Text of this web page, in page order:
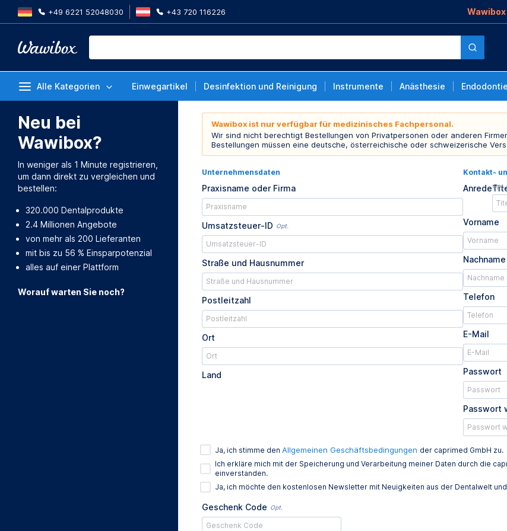
+49 6221 52048030 +43 720 116226 Wawibox
Alle Kategorien Einwegartikel Desinfektion und Reinigung Instrumente Anästhesie Endodontie
Neu bei
Wawibox?
In weniger als 1 Minute registrieren,
um dann direkt zu vergleichen und
bestellen:
320.000 Dentalprodukte
2.4 Millionen Angebote
von mehr als 200 Lieferanten
mit bis zu 56 % Einsparpotenzial
alles auf einer Plattform
Worauf warten Sie noch?
Wawibox ist nur verfügbar für medizinisches Fachpersonal.
Wir sind nicht berechtigt Bestellungen von Privatpersonen oder anderen
Bestellungen müssen eine deutsche, österreichische oder schweizerische
Unternehmensdaten
Praxisname oder Firma
Umsatzsteuer-ID Opt.
Straße und Hausnummer
Postleitzahl
Ort
Land
Kontakt-
AnredeOpt.
Vorname
Nachname
Telefon
E-Mail
Passwort
Passwort
Ja, ich stimme den Allgemeinen Geschäftsbedingungen der caprimed GmbH zu.
Ich erkläre mich mit der Speicherung und Verarbeitung meiner Daten durch die
einverstanden.
Ja, ich möchte den kostenlosen Newsletter mit Neuigkeiten aus der Dentalwelt
Geschenk Code Opt.